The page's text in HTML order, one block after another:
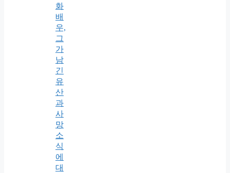
화
배
우,
그
가
남
긴
유
산
과
사
망
소
식
에
대